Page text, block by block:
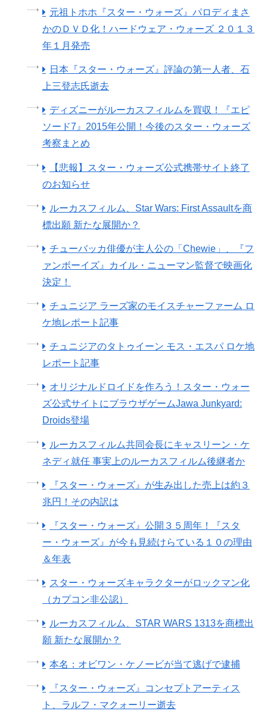
元祖トホホ『スター・ウォーズ』パロディまさ
かのＤＶＤ化！ハードウェア・ウォーズ ２０１３
年１月発売
日本『スター・ウォーズ』評論の第一人者、石
上三登志氏逝去
ディズニーがルーカスフィルムを買収！『エピ
ソード7』2015年公開！今後のスター・ウォーズ
考察まとめ
【悲報】スター・ウォーズ公式携帯サイト終了
のお知らせ
ルーカスフィルム、Star Wars: First Assaultを商
標出願 新たな展開か？
チューバッカ俳優が主人公の「Chewie」、『フ
ァンボーイズ』カイル・ニューマン監督で映画化
決定！
チュニジア ラーズ家のモイスチャーファーム ロ
ケ地レポート記事
チュニジアのタトゥイーン モス・エスパ ロケ地
レポート記事
オリジナルドロイドを作ろう！スター・ウォー
ズ公式サイトにブラウザゲームJawa Junkyard:
Droids登場
ルーカスフィルム共同会長にキャスリーン・ケ
ネディ就任 事実上のルーカスフィルム後継者か
『スター・ウォーズ』が生み出した売上は約３
兆円！その内訳は
『スター・ウォーズ』公開３５周年！『スタ
ー・ウォーズ』が今も見続けらている１０の理由
＆年表
スター・ウォーズキャラクターがロックマン化
（カプコン非公認）
ルーカスフィルム、STAR WARS 1313を商標出
願 新たな展開か？
本名：オビワン・ケノービが当て逃げで逮捕
『スター・ウォーズ』コンセプトアーティス
ト、ラルフ・マクォーリー逝去